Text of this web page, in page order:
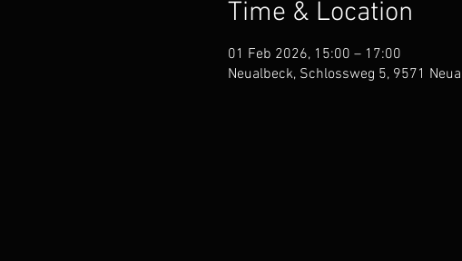
Time & Location
01 Feb 2026, 15:00 – 17:00
Neualbeck, Schlossweg 5, 9571